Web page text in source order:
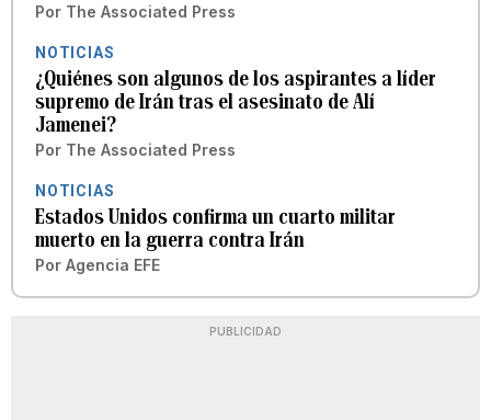
Por The Associated Press
NOTICIAS
¿Quiénes son algunos de los aspirantes a líder
supremo de Irán tras el asesinato de Alí
Jamenei?
Por The Associated Press
NOTICIAS
Estados Unidos confirma un cuarto militar
muerto en la guerra contra Irán
Por Agencia EFE
PUBLICIDAD